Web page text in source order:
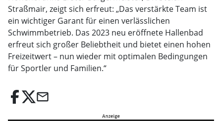
Straßmair, zeigt sich erfreut: „Das verstärkte Team ist
ein wichtiger Garant für einen verlässlichen
Schwimmbetrieb. Das 2023 neu eröffnete Hallenbad
erfreut sich großer Beliebtheit und bietet einen hohen
Freizeitwert – nun wieder mit optimalen Bedingungen
für Sportler und Familien.“
email